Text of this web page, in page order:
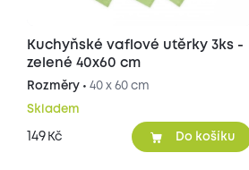
Kuchyňské vaflové utěrky 3ks -
zelené 40x60 cm
Rozměry • 40 x 60 cm
Skladem
149 Kč Do košíku